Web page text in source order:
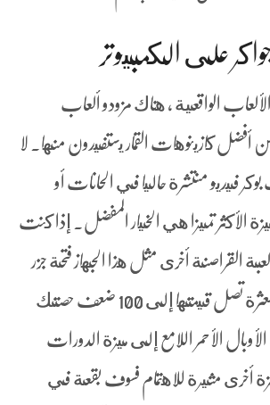
على الكمبيوتر
الواقعية ، هناك مزودو ألعاب
أفضل كازينوهات القمار يستفيدون منها. لا
فيديو منتشرة حاليا في الحانات أو
الأكثر تميزا هي الخيار المفضل. إذا كنت
أخرى مثل هذا الجهاز فتحة جزر
القراصنة ، ورموز مبعثرة تصل قيمتها إلى 100 ضعف حصتك
الأحمر اللامع إلى ميزة الدورات
أخرى مثيرة للاهتمام فسوف بقعة في